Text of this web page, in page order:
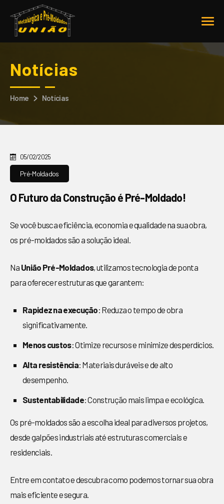
Notícias
Home Notícias
05/02/2025
Pré-Moldados
O Futuro da Construção é Pré-Moldado!
Se você busca eficiência, economia e qualidade na sua obra,
os pré-moldados são a solução ideal.
Na União Pré-Moldados, utilizamos tecnologia de ponta
para oferecer estruturas que garantem:
Rapidez na execução: Reduza o tempo de obra
significativamente.
Menos custos: Otimize recursos e minimize desperdícios.
Alta resistência: Materiais duráveis e de alto
desempenho.
Sustentabilidade: Construção mais limpa e ecológica.
Os pré-moldados são a escolha ideal para diversos projetos,
desde galpões industriais até estruturas comerciais e
residenciais.
Entre em contato e descubra como podemos tornar sua obra
mais eficiente e segura.